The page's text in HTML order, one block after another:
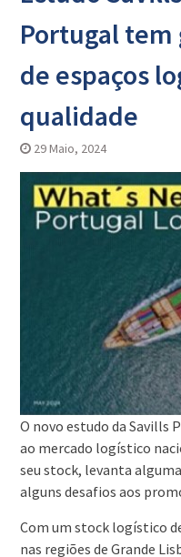
Portugal tem
de espaços
qualidade
29 Maio, 2024
O novo estudo da Savills
ao mercado logístico
seu stock, levanta
alguns desafios aos
Com um stock logístico
nas regiões de Grande